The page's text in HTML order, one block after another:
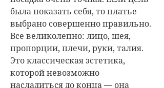
была показать себя, то платье
выбрано совершенно правильно.
Все великолепно: лицо, шея,
пропорции, плечи, руки, талия.
Это классическая эстетика,
которой невозможно
насладиться до конца — она